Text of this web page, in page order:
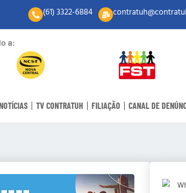
(61) 3322-6884
a:
TV CONTRATUH FILIAÇÃO CANAL DE